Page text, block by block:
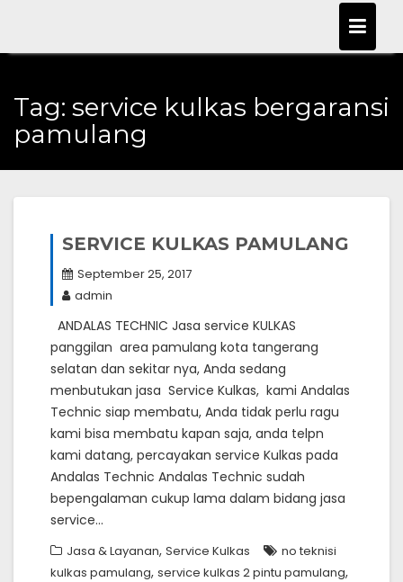
content
Tag: service kulkas bergaransi
pamulang
SERVICE KULKAS PAMULANG
September 25, 2017
admin
ANDALAS TECHNIC Jasa service KULKAS
panggilan area pamulang kota tangerang
selatan dan sekitar nya, Anda sedang
menbutukan jasa Service Kulkas, kami Andalas
Technic siap membatu, Anda tidak perlu ragu
kami bisa membatu kapan saja, anda telpn
kami datang, percayakan service Kulkas pada
Andalas Technic Andalas Technic sudah
bepengalaman cukup lama dalam bidang jasa
service…
Jasa & Layanan, Service Kulkas
no teknisi
kulkas pamulang, service kulkas 2 pintu pamulang,